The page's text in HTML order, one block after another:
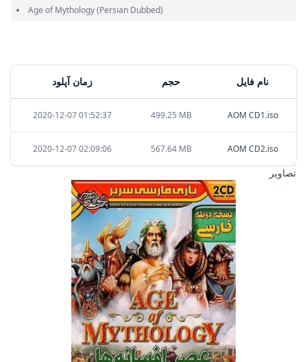
نام فایل حجم زمان آپلود
AOM CD1.iso
499.25 MB
2020-12-07 01:52:37
AOM CD2.iso
567.64 MB
2020-12-07 02:09:06
تصاویر
Age of Mythology(Persian Dubbed)